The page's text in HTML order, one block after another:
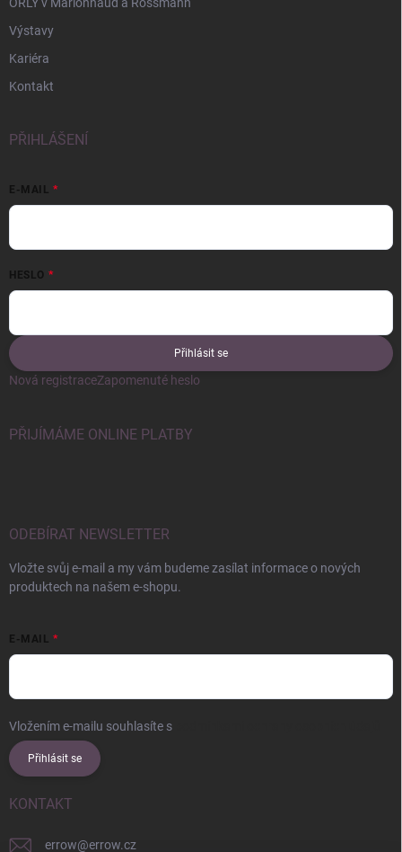
ORLY v Marionnaud a Rossmann
Výstavy
Kariéra
Kontakt
PŘIHLÁŠENÍ
E-MAIL
HESLO
Přihlásit se
Nová registraceZapomenuté heslo
PŘIJÍMÁME ONLINE PLATBY
ODEBÍRAT NEWSLETTER
Vložte svůj e-mail a my vám budeme zasílat informace o nových
produktech na našem e-shopu.
E-MAIL
Vložením e-mailu souhlasíte s
Přihlásit se
KONTAKT
errow@errow.cz